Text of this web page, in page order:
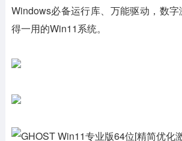
Windows必备运行库、万能驱动，数
得一用的Win11系统。